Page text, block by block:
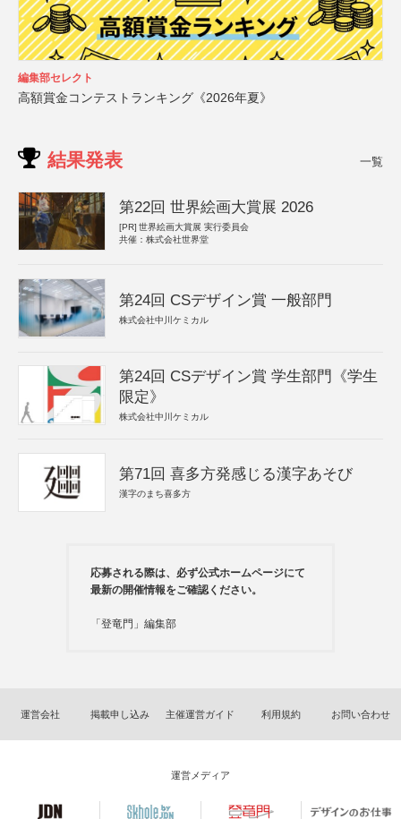
編集部セレクト
高額賞金コンテストランキング《2026年夏》
結果発表 一覧
第22回 世界絵画大賞展 2026
[PR] 世界絵画大賞展 実行委員会
共催：株式会社世界堂
第24回 CSデザイン賞 一般部門
株式会社中川ケミカル
第24回 CSデザイン賞 学生部門《学生
限定》
株式会社中川ケミカル
第71回 喜多方発感じる漢字あそび
漢字のまち喜多方
応募される際は、必ず公式ホームページにて
最新の開催情報をご確認ください。
「登竜門」編集部
運営会社 掲載申し込み 主催運営ガイド 利用規約 お問い合わせ
運営メディア